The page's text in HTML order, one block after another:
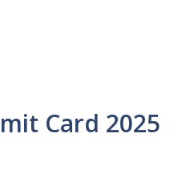
Card 2025